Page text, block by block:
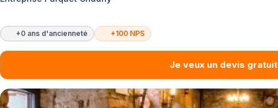
+0 ans d'ancienneté +100 NPS
Je veux un devis gratuit